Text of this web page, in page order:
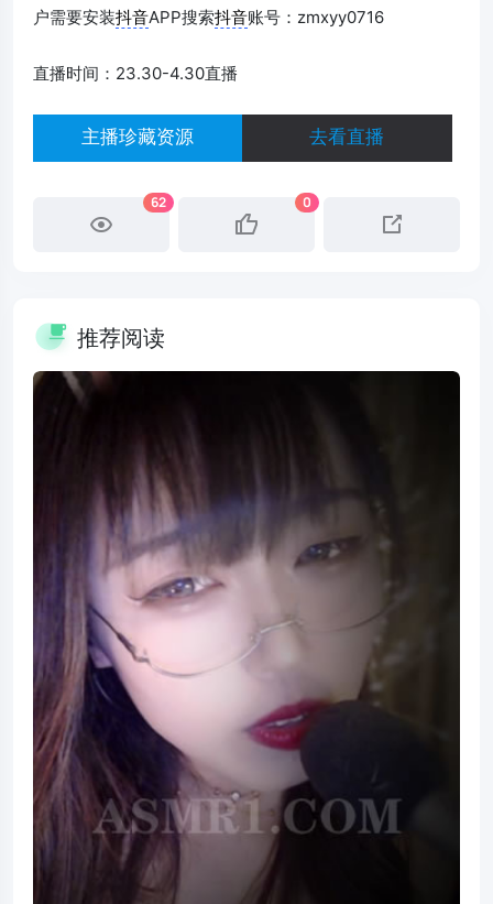
户需要安装抖音APP搜索抖音账号：zmxyy0716
直播时间：23.30-4.30直播
主播珍藏资源 去看直播
62 0
推荐阅读